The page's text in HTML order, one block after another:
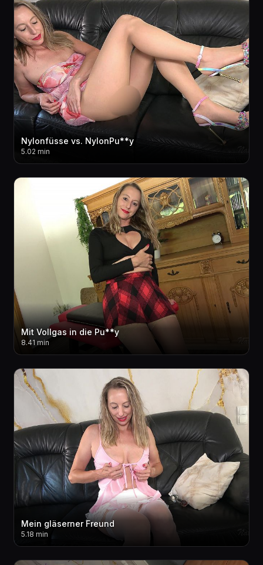
Nylonfüsse vs. NylonPu**y
5.02 min
Mit Vollgas in die Pu**y
8.41 min
Mein gläserner Freund
5.18 min